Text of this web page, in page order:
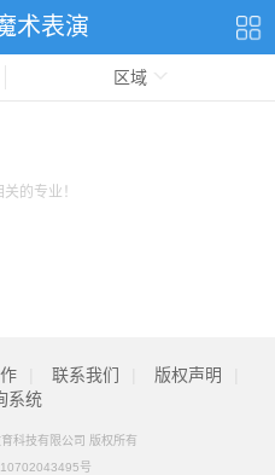
术表演
区域
的专业！
联系我们 版权声明
系统
科技有限公司 版权所有
号